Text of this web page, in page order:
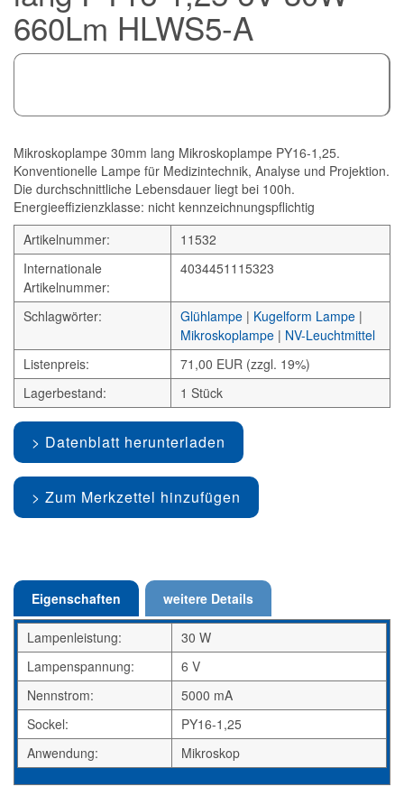
660Lm HLWS5-A
Mikroskoplampe 30mm lang Mikroskoplampe PY16-1,25.
Konventionelle Lampe für Medizintechnik, Analyse und Projektion.
Die durchschnittliche Lebensdauer liegt bei 100h.
Energieeffizienzklasse: nicht kennzeichnungspflichtig
Artikelnummer:
11532
Internationale
Artikelnummer:
4034451115323
Schlagwörter: Glühlampe | Kugelform Lampe |
Mikroskoplampe | NV-Leuchtmittel
Listenpreis:
71,00 EUR (zzgl. 19%)
Lagerbestand:
1 Stück
Datenblatt herunterladen
Zum Merkzettel hinzufügen
Eigenschaften weitere Details
Lampenleistung:
30 W
Lampenspannung:
6 V
Nennstrom:
5000 mA
Sockel:
PY16-1,25
Anwendung:
Mikroskop